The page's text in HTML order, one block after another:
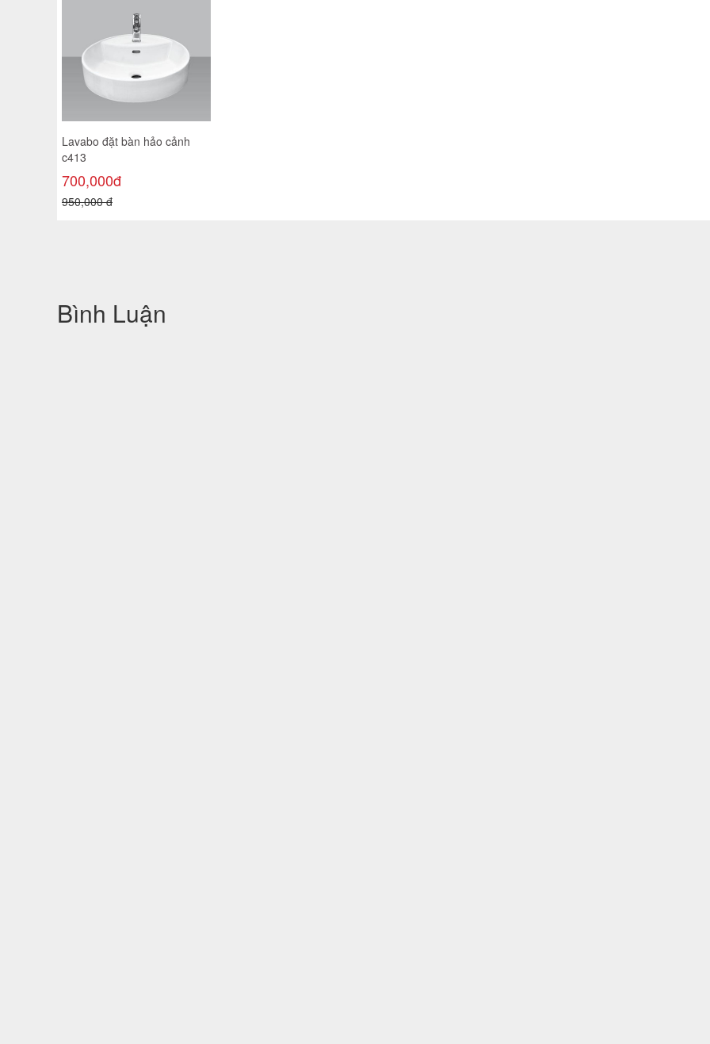
Lavabo đặt bàn hảo cảnh
c413
700,000đ
950,000 đ
Bình Luận